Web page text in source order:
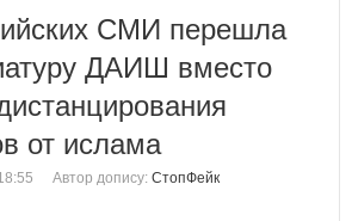
СМИ перешла
ДАИШ вместо
от ислама
Автор допису: СтопФейк